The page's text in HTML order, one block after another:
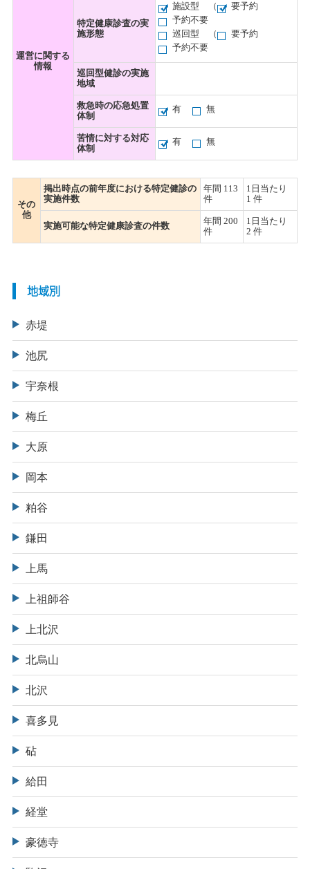
運営に関する
情報
特定健康診査の実
施形態
施設型 （
要予約
予約不要
巡回型
（
要予約
予約不要
巡回型健診の実施
地域
救急時の応急処置
体制
有 無
苦情に対する対応
体制
有 無
その
他
掲出時点の前年度における特定健診の
実施件数
年間 113
件
1日当たり
1 件
実施可能な特定健康診査の件数
年間 200
件
1日当たり
2 件
地域別
赤堤
池尻
宇奈根
梅丘
大原
岡本
粕谷
鎌田
上馬
上祖師谷
上北沢
北烏山
北沢
喜多見
砧
給田
経堂
豪徳寺